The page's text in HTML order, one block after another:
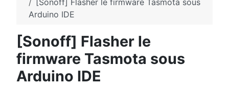
[Sonoff] Flasher le firmware Tasmota sous
Arduino IDE
[Sonoff] Flasher le
firmware Tasmota sous
Arduino IDE